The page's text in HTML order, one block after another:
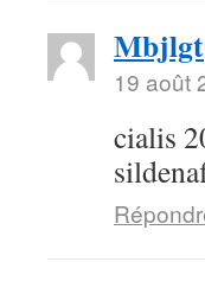
Mbjlgt
19 août
cialis